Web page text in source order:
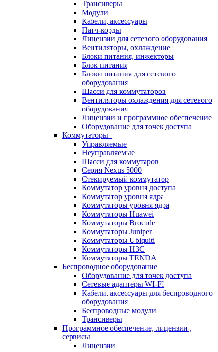
Трансиверы
Модули
Кабели, аксессуары
Патч-корды
Лицензии для сетевого оборудования
Вентиляторы, охлаждение
Блоки питания, инжекторы
Блок питания
Блоки питания для сетевого
оборудования
Шасси для коммутаторов
Вентиляторы охлаждения для сетевого
оборудования
Лицензии и программное обеспечение
Оборудование для точек доступа
Коммутаторы
Управляемые
Неуправляемые
Шасси для коммутаров
Серия Nexus 5000
Стекируемый коммутатор
Коммутатор уровня доступа
Коммутатор уровня ядра
Коммутаторы уровня ядра
Коммутаторы Huawei
Коммутаторы Brocade
Коммутаторы Juniper
Коммутаторы Ubiquiti
Коммутаторы H3C
Коммутаторы TENDA
Беспроводное оборудование
Оборудование для точек доступа
Сетевые адаптеры WI-FI
Кабели, аксессуары для беспроводного
оборудования
Беспроводные модули
Трансиверы
Программное обеспечение, лицензии ,
сервисы
Лицензии